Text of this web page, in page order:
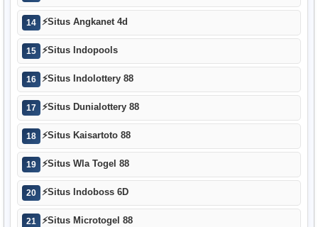
14 ⚡Situs Angkanet 4d
15 ⚡Situs Indopools
16 ⚡Situs Indolottery 88
17 ⚡Situs Dunialottery 88
18 ⚡Situs Kaisartoto 88
19 ⚡Situs Wla Togel 88
20 ⚡Situs Indoboss 6D
21 ⚡Situs Microtogel 88